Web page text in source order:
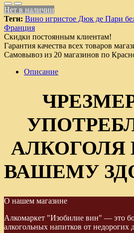
Нет в наличии
Теги: Вино игристое Дюк де Пари
Франция
Скидки постоянным клиентам!
Гарантия качества всех товаров
Самовывоз из 20 магазинов по
Описание
АЛКОГОЛЯ
ВАШЕМУ
О нашем магазине
Алкомаркет "Изобилие вин" — это
алкогольных напитков от